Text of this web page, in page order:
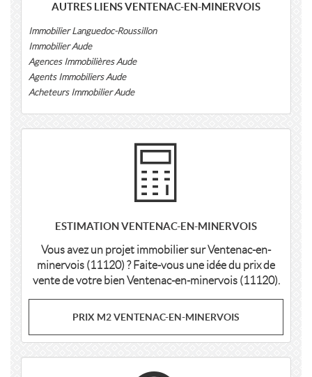
AUTRES LIENS VENTENAC-EN-MINERVOIS
Immobilier Languedoc-Roussillon
Immobilier Aude
Agences Immobilières Aude
Agents Immobiliers Aude
Acheteurs Immobilier Aude
ESTIMATION VENTENAC-EN-MINERVOIS
Vous avez un projet immobilier sur Ventenac-en-
minervois (11120) ? Faite-vous une idée du prix de
vente de votre bien Ventenac-en-minervois (11120).
PRIX M2 VENTENAC-EN-MINERVOIS